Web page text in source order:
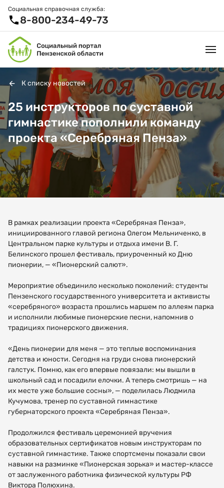
Социальная справочная служба:
8-800-234-49-73
УСЛУГИ И ЛЬГОТЫ
ОРГАНИЗАЦИИ
ПРОЕКТЫ И СЕРВИСЫ
АКТИВНОЕ ДОЛГОЛЕТИЕ
СПРАВОЧНАЯ СЛУЖБА
К списку новостей
25 инструкторов по суставной
гимнастике пополнили команду
проекта «Серебряная Пенза»
В рамках реализации проекта «Серебряная Пенза»,
инициированного главой региона Олегом Мельниченко, в
Центральном парке культуры и отдыха имени В. Г.
Белинского прошел фестиваль, приуроченный ко Дню
пионерии, — «Пионерский салют».
Мероприятие объединило несколько поколений: студенты
Пензенского государственного университета и активисты
«серебряного» возраста прошлись маршем по аллеям парка
и исполнили любимые пионерские песни, напомнив о
традициях пионерского движения.
«День пионерии для меня — это теплые воспоминания
детства и юности. Сегодня на груди снова пионерский
галстук. Помню, как его впервые повязали: мы вышли в
школьный сад и посадили елочки. А теперь смотришь — на
их месте уже большие сосны», — поделилась Людмила
Кучумова, тренер по суставной гимнастике
губернаторского проекта «Серебряная Пенза».
Продолжился фестиваль церемонией вручения
образовательных сертификатов новым инструкторам по
суставной гимнастике. Также спортсмены показали свои
навыки на разминке «Пионерская зорька» и мастер-классе
от заслуженного работника физической культуры РФ
Виктора Полюхина.